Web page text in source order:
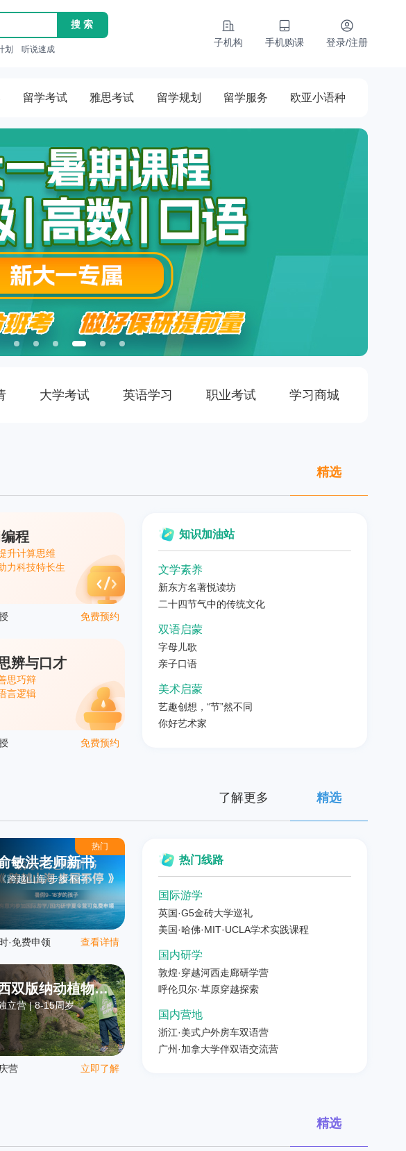
搜 索
划 听说速成
子机构 手机购课 登录/注册
留学考试 雅思考试 留学规划 留学服务 欧亚小语种
大学考试 英语学习 职业考试 学习商城
精选
程
升计算思维
力科技特长生
免费预约
辨与口才
思巧辩
言逻辑
免费预约
知识加油站
文学素养
新东方名著悦读坊
二十四节气中的传统文化
双语启蒙
字母儿歌
亲子口语
美术启蒙
艺趣创想，“节”然不同
你好艺术家
了解更多 精选
热门
敏洪老师新书
《跨越山海 步履不停》
·免费申领 查看详情
双版纳动植物科
立营 | 8-15周岁
营 立即了解
热门线路
国际游学
英国·G5金砖大学巡礼
美国·哈佛·MIT·UCLA学术实践课程
国内研学
敦煌·穿越河西走廊研学营
呼伦贝尔·草原穿越探索
国内营地
浙江·美式户外房车双语营
广州·加拿大学伴双语交流营
精选